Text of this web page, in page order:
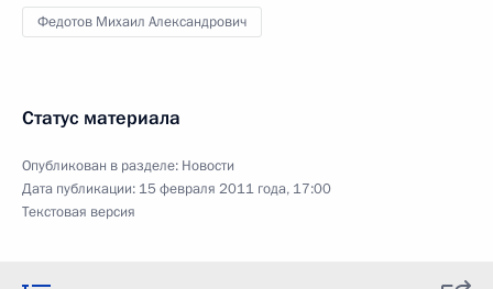
Федотов Михаил Александрович
Статус материала
Опубликован в разделе: Новости
Дата публикации: 15 февраля 2011 года, 17:00
Текстовая версия